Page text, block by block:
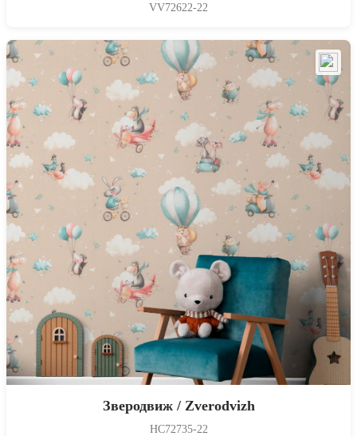
VV72622-22
Зверодвиж / Zverodvizh
HC72735-22